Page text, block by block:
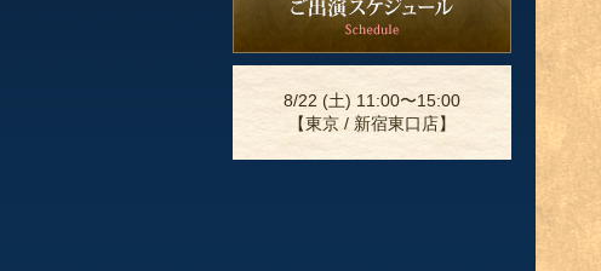
8/22 (土) 11:00〜15:00
【東京 / 新宿東口店】